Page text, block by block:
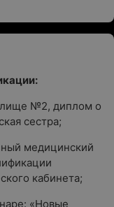
№2, диплом о
сестра;
медицинский
кабинета;
«Новые